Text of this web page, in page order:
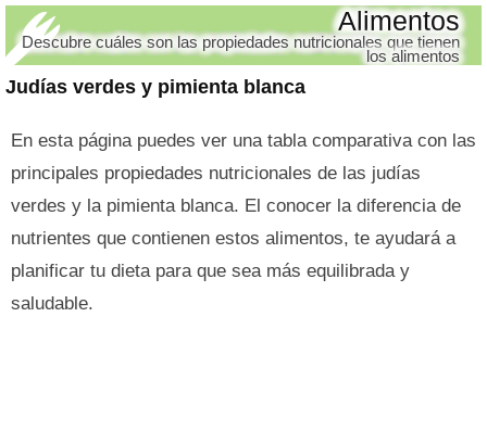
Judías verdes y pimienta blanca
Alimentos
Descubre cuáles son las propiedades nutricionales que tienen
los alimentos
En esta página puedes ver una tabla comparativa con las
principales propiedades nutricionales de las judías
verdes y la pimienta blanca. El conocer la diferencia de
nutrientes que contienen estos alimentos, te ayudará a
planificar tu dieta para que sea más equilibrada y
saludable.